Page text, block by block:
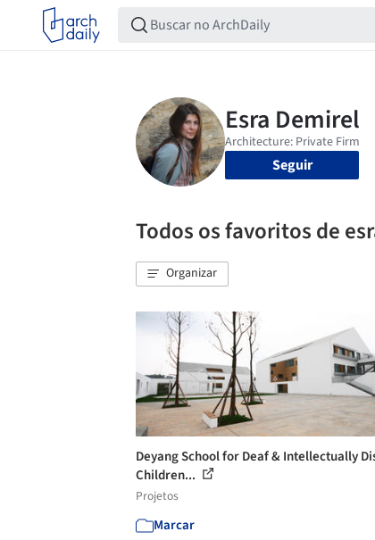
Seguir
Todos os favoritos de
Organizar
Deyang School for Deaf & Intellectually
Children...
Projetos
Marcar